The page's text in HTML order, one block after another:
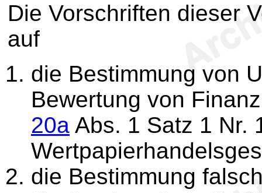
Die Vorschriften dieser
auf
die Bestimmung von
Bewertung von
20a Abs. 1 Satz 1 Nr.
die Bestimmung